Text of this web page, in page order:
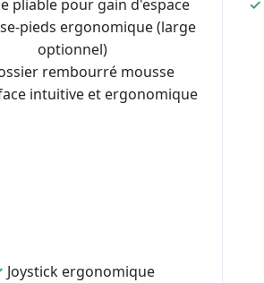
pliable pour gain d'espace
pieds ergonomique (large
optionnel)
rembourré mousse
intuitive et ergonomique
✓
Joystick ergonomique